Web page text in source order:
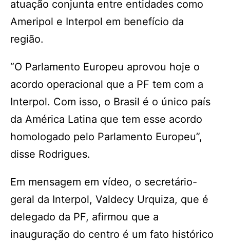
atuação conjunta entre entidades como
Ameripol e Interpol em benefício da
região.
“O Parlamento Europeu aprovou hoje o
acordo operacional que a PF tem com a
Interpol. Com isso, o Brasil é o único país
da América Latina que tem esse acordo
homologado pelo Parlamento Europeu”,
disse Rodrigues.
Em mensagem em vídeo, o secretário-
geral da Interpol, Valdecy Urquiza, que é
delegado da PF, afirmou que a
inauguração do centro é um fato histórico